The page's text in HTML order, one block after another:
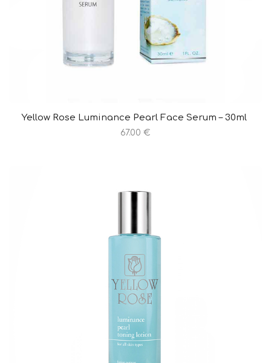
Yellow Rose Luminance Pearl Face Serum – 30ml
67.00 €